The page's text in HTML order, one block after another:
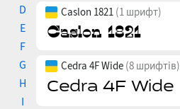
D
E
F
G
H
I
Caslon 1821 (1 шрифт)
Cedra 4F Wide (8 шрифтів)